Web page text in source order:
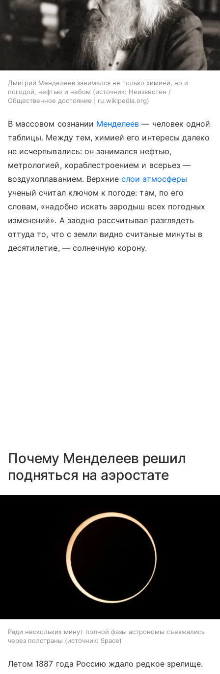
Дмитрий Менделеев занимался не только химией, но и
погодой, нефтью и небом
источник: Неизвестен /
Общественное достояние | ru.wikipedia.org
В массовом сознании Менделеев — человек одной
таблицы. Между тем, химией его интересы далеко
не исчерпывались: он занимался нефтью,
метрологией, кораблестроением и всерьез —
воздухоплаванием. Верхниеслои атмосферы
ученый считал ключом к погоде: там, по его
словам, «надобно искать зародыш всех погодных
изменений». А заодно рассчитывал разглядеть
оттуда то, что с земли видно считаные минуты в
десятилетие, — солнечную корону.
Почему Менделеев решил
подняться на аэростате
Ради нескольких минут полной фазы астрономы съезжались
через полстраны
источник: Space
Летом 1887 года Россию ждало редкое зрелище.